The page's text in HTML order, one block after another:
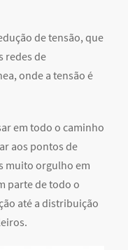
de tensão, que
redes de
onde a tensão é
em todo o caminho
aos pontos de
muito orgulho em
parte de todo o
até a distribuição